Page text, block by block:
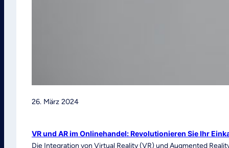
26. März 2024
VR und AR im Onlinehandel: Revolutionieren Sie Ihr
Die Integration von Virtual Reality (VR) und Augmented